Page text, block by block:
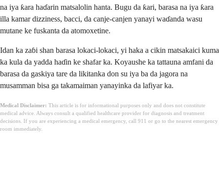
na iya ƙara haɗarin matsalolin hanta. Bugu da ƙari, barasa na iya ƙara
illa kamar dizziness, bacci, da canje-canjen yanayi waɗanda wasu
mutane ke fuskanta da atomoxetine.
Idan ka zaɓi shan barasa lokaci-lokaci, yi haka a cikin matsakaici kuma
ka kula da yadda haɗin ke shafar ka. Koyaushe ka tattauna amfani da
barasa da gaskiya tare da likitanka don su iya ba da jagora na
musamman bisa ga takamaiman yanayinka da lafiyar ka.
Medical Disclaimer: This article is for informational purposes only and does not constitute
medical advice. Always consult a qualified healthcare provider for diagnosis and treatment
decisions. If you are experiencing a medical emergency, call 911 or go to the nearest emergency
room immediately.